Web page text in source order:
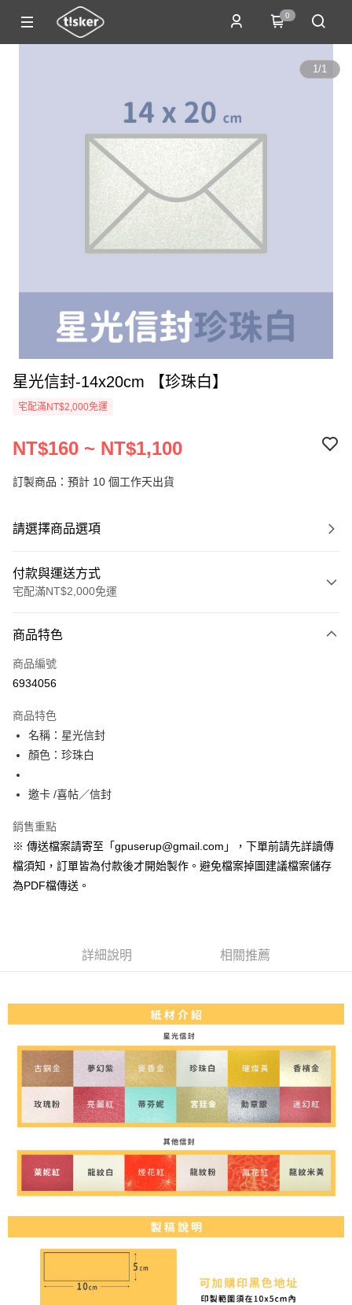
0
1/1
星光信封-14x20cm 【珍珠白】
宅配滿NT$2,000免運
NT$160 ~ NT$1,100
訂製商品：預計 10 個工作天出貨
請選擇商品選項
付款與運送方式
宅配滿NT$2,000免運
信用卡一次付款
超商取貨付款
運送方式
全家取貨付款
每筆NT$70
7-11取貨付款
宅配
每筆NT$200，滿NT$2,000(含以上)免運費
便利袋
商品特色
商品編號
6934056
商品特色
名稱：星光信封
顏色：珍珠白
邀卡 /喜帖／信封
銷售重點
※ 傳送檔案請寄至「gpuserup@gmail.com」，下單前請先詳讀傳
檔須知，訂單皆為付款後才開始製作。避免檔案掉圖建議檔案儲存
為PDF檔傳送。
詳細說明 相關推薦